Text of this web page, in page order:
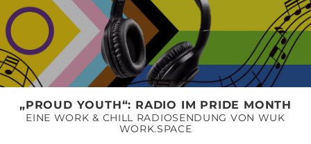
Radio
im
Pride
Month
„PROUD YOUTH“: RADIO IM PRIDE MONTH
EINE WORK & CHILL RADIOSENDUNG VON WUK
WORK.SPACE